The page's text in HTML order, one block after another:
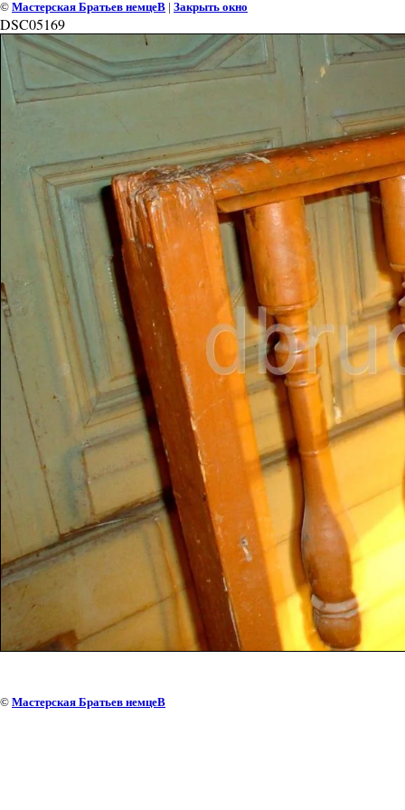
© Мастерская Братьев немцеВ | Закрыть окно
DSC05169
© Мастерская Братьев немцеВ